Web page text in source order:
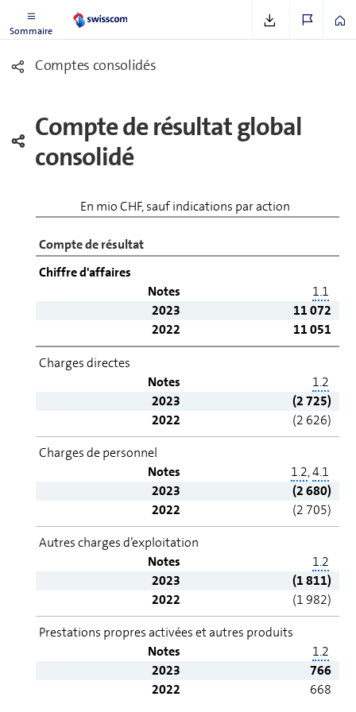
Sommaire
Comptes conso­li­dés
Compte de résultat global
consolidé
En mio CHF, sauf indications par action
Compte de résultat
Chiffre d'affaires
Notes
1.1
2023
11 072
2022
11 051
Charges di­rectes
Notes
1.2
2023
(2 725)
2022
(2 626)
Charges de personnel
Notes
1.2,4.1
2023
(2 680)
2022
(2 705)
Autres charges d’ex­ploi­ta­tion
Notes
1.2
2023
(1 811)
2022
(1 982)
Prestations propres activées et autres pro­duits
Notes
1.2
2023
766
2022
668